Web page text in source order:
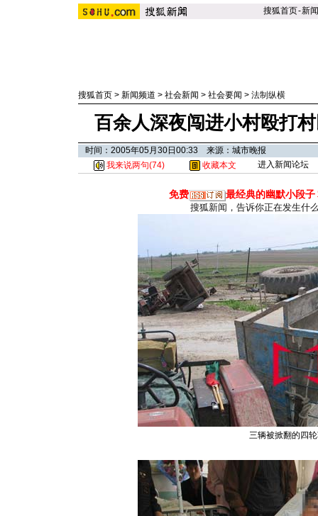
搜狐首页-新闻
搜狐首页 > 新闻频道 > 社会新闻 > 社会要闻 > 法制纵横
百余人深夜闯进小村殴打
时间：2005年05月30日00:33 来源：城市晚报
我来说两句(74) 收藏本文 进入新闻论坛
免费 最经典的幽默小段子
搜狐新闻，告诉你正在发生什
三辆被掀翻的四